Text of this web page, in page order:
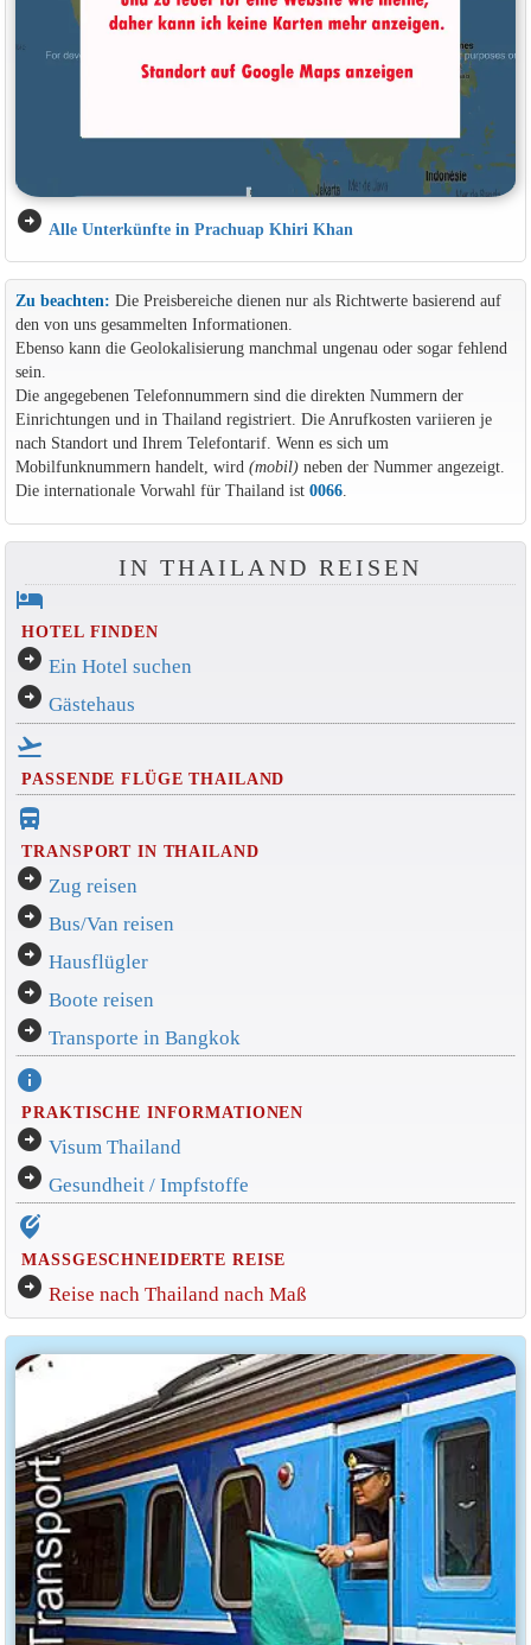
arrow_circle_right Alle Unterkünfte in Prachuap Khiri Khan
Zu beachten: Die Preisbereiche dienen nur als Richtwerte basierend auf
den von uns gesammelten Informationen.
Ebenso kann die Geolokalisierung manchmal ungenau oder sogar fehlend
sein.
Die angegebenen Telefonnummern sind die direkten Nummern der
Einrichtungen und in Thailand registriert. Die Anrufkosten variieren je
nach Standort und Ihrem Telefontarif. Wenn es sich um
Mobilfunknummern handelt, wird (mobil)neben der Nummer angezeigt.
Die internationale Vorwahl für Thailand ist 0066.
IN THAILAND REISEN
hotel
HOTEL FINDEN
arrow_circle_right Ein Hotel suchen
arrow_circle_right Gästehaus
flight_takeoff
PASSENDE FLÜGE THAILAND
directions_bus_filled
TRANSPORT IN THAILAND
arrow_circle_right Zug reisen
arrow_circle_right Bus/Van reisen
arrow_circle_right Hausflügler
arrow_circle_right Boote reisen
arrow_circle_right Transporte in Bangkok
info
PRAKTISCHE INFORMATIONEN
arrow_circle_right Visum Thailand
arrow_circle_right Gesundheit / Impfstoffe
edit_location_alt
MASSGESCHNEIDERTE REISE
arrow_circle_right Reise nach Thailand nach Maß